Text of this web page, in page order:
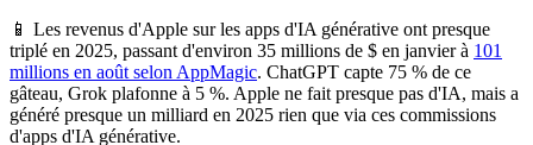
📱 Les revenus d'Apple sur les apps d'IA générative ont presque
triplé en 2025, passant d'environ 35 millions de $ en janvier à 101
millions en août selon AppMagic. ChatGPT capte 75 % de ce
gâteau, Grok plafonne à 5 %. Apple ne fait presque pas d'IA, mais a
généré presque un milliard en 2025 rien que via ces commissions
d'apps d'IA générative.